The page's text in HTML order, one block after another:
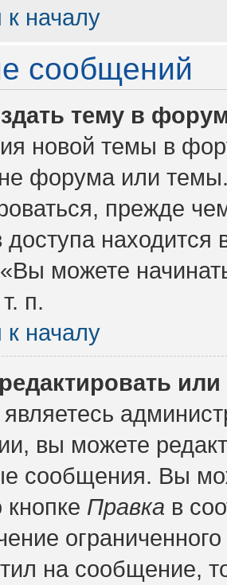
к началу
сообщений
тему в
новой темы в
форума или
прежде
можете
п.
к началу
вы можете
сообщения. Вы
Правка в
на сообщение,